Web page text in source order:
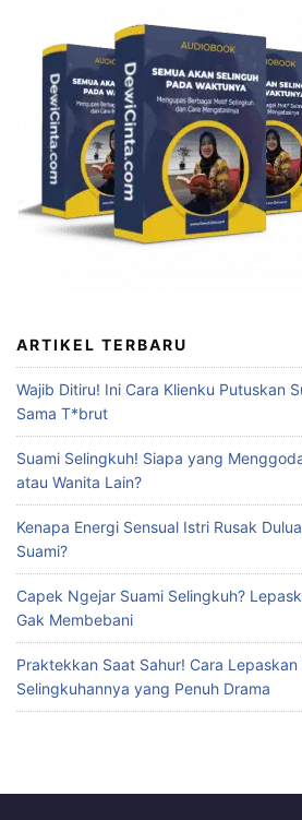
ARTIKEL TERBARU
Wajib Ditiru! Ini Cara Klienku Putuskan
Sama T*brut
Suami Selingkuh! Siapa yang
atau Wanita Lain?
Kenapa Energi Sensual Istri Rusak
Suami?
Capek Ngejar Suami Selingkuh?
Gak Membebani
Praktekkan Saat Sahur! Cara Lepaskan
Selingkuhannya yang Penuh Drama